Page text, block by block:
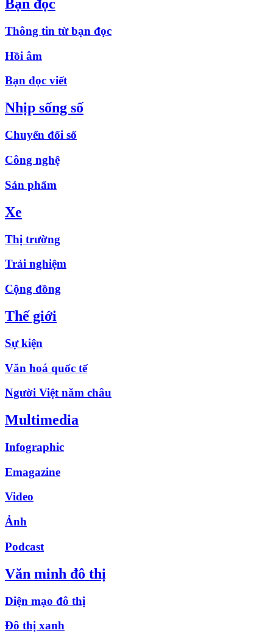
Bạn đọc
Thông tin từ bạn đọc
Hồi âm
Bạn đọc viết
Nhịp sống số
Chuyển đổi số
Công nghệ
Sản phẩm
Xe
Thị trường
Trải nghiệm
Cộng đồng
Thế giới
Sự kiện
Văn hoá quốc tế
Người Việt năm châu
Multimedia
Infographic
Emagazine
Video
Ảnh
Podcast
Văn minh đô thị
Diện mạo đô thị
Đô thị xanh